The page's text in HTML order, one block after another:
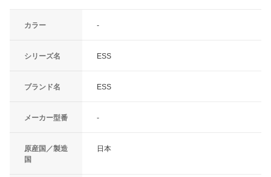
カラー -
シリーズ名 ESS
ブランド名 ESS
メーカー型番 -
原産国／製造
国
日本